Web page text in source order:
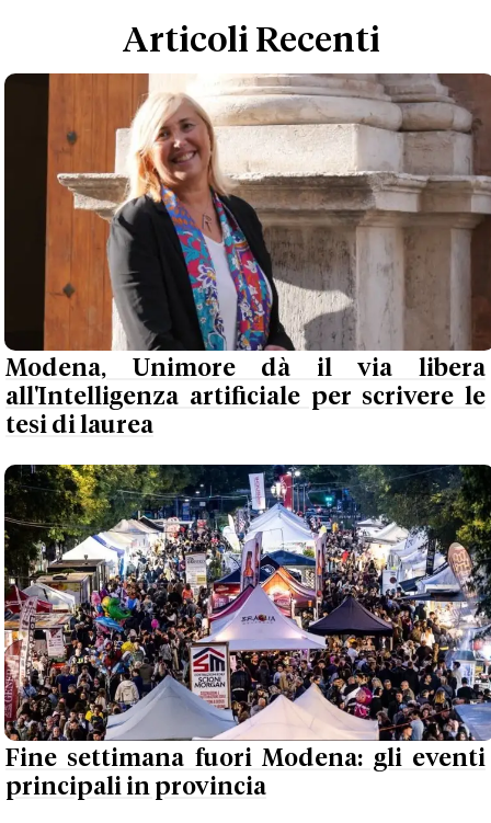
Articoli Recenti
Modena, Unimore dà il via libera
all'Intelligenza artificiale per scrivere le
tesi di laurea
Fine settimana fuori Modena: gli eventi
principali in provincia